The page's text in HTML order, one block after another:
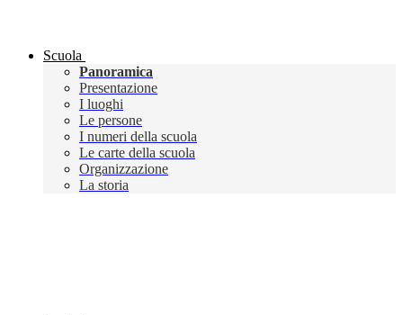
Scuola
Panoramica
Presentazione
I luoghi
Le persone
I numeri della scuola
Le carte della scuola
Organizzazione
La storia